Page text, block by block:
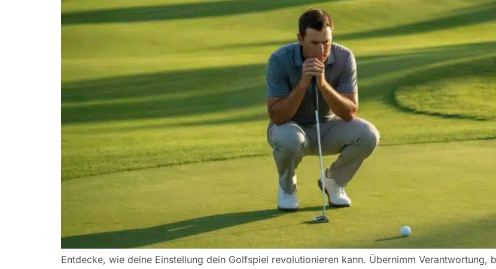
Entdecke, wie deine Einstellung dein Golfspiel revolutionieren kann. Übernimm Verantwortung,